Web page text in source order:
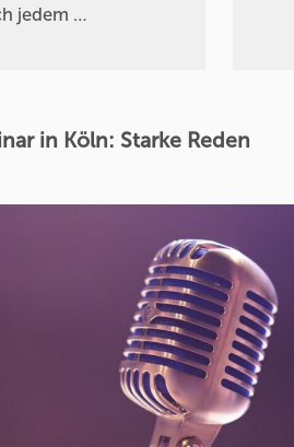
jedem …
in Köln: Starke Reden